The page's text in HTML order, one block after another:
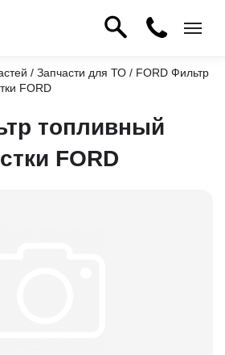
/ Запчасти для ТО / FORD Фильтр
FORD
топливный
FORD